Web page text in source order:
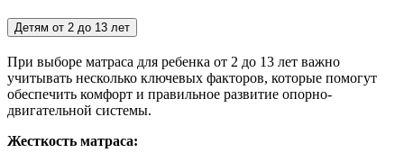
Детям от 2 до 13 лет
При выборе матраса для ребенка от 2 до 13 лет важно
учитывать несколько ключевых факторов, которые помогут
обеспечить комфорт и правильное развитие опорно-
двигательной системы.
Жесткость матраса: